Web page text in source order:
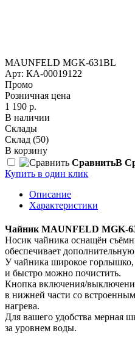
MAUNFELD MGK-631BL
Арт: КА-00019122
Промо
Розничная цена
1 190 р.
В наличии
Склады
Склад (50)
В корзину
СравнитьВ
Купить в один клик
Описание
Характеристики
Чайник MAUNFELD MGK-
Носик чайника оснащён
обеспечивает
У чайника широкое горлышко,
и быстро можно почистить.
Кнопка включения/
в нижней части со
нагрева.
Для вашего удобства мерная
за уровнем воды.